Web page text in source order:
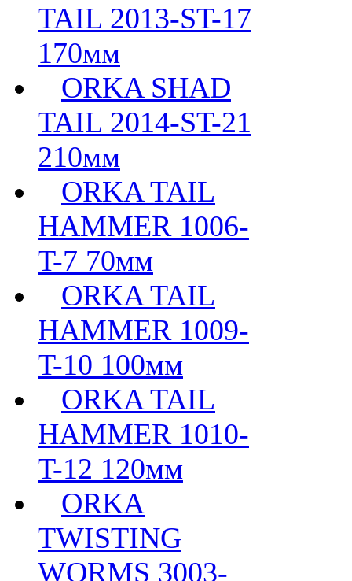
TAIL 2013-ST-17
170мм
ORKA SHAD
TAIL 2014-ST-21
210мм
ORKA TAIL
HAMMER 1006-
T-7 70мм
ORKA TAIL
HAMMER 1009-
T-10 100мм
ORKA TAIL
HAMMER 1010-
T-12 120мм
ORKA
TWISTING
WORMS 3003-